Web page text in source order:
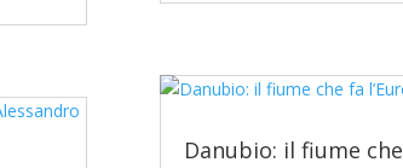
Danubio: il fiume